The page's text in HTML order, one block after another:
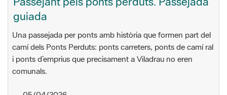
Una passejada per ponts amb història que formen part del
camí dels Ponts Perduts: ponts carreters, ponts de camí ral
i ponts d’emprius que precisament a Viladrau no eren
comunals.
05/04/2026